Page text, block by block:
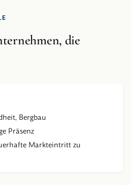
die
Bergbau
Präsenz
Markteintritt zu